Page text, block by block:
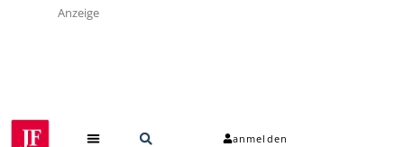
Anzeige
anmelden